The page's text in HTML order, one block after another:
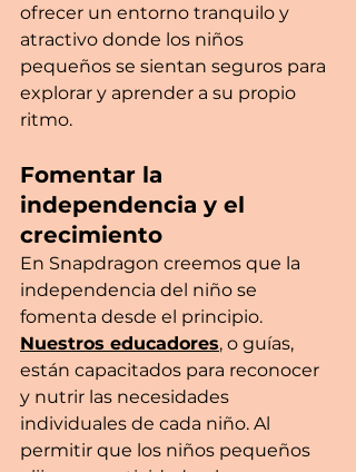
ofrecer un entorno tranquilo y
atractivo donde los niños
pequeños se sientan seguros para
explorar y aprender a su propio
ritmo.
Fomentar la
independencia y el
crecimiento
En Snapdragon creemos que la
independencia del niño se
fomenta desde el principio.
Nuestros educadores, o guías,
están capacitados para reconocer
y nutrir las necesidades
individuales de cada niño. Al
permitir que los niños pequeños